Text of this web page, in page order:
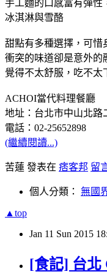
手工麵的口感富有彈性
冰淇淋與雪酪
甜點有多種選擇，可惜
衝突的味道卻是意外的
覺得不太舒服，吃不太
ACHOI當代料理餐廳
地址：台北市中山北路
電話：02-25652898
(繼續閱讀...)
苦蓮 發表在 痞客邦 留
個人分類： 無國
▲top
Jan 11 Sun 2015
[食記] 台北